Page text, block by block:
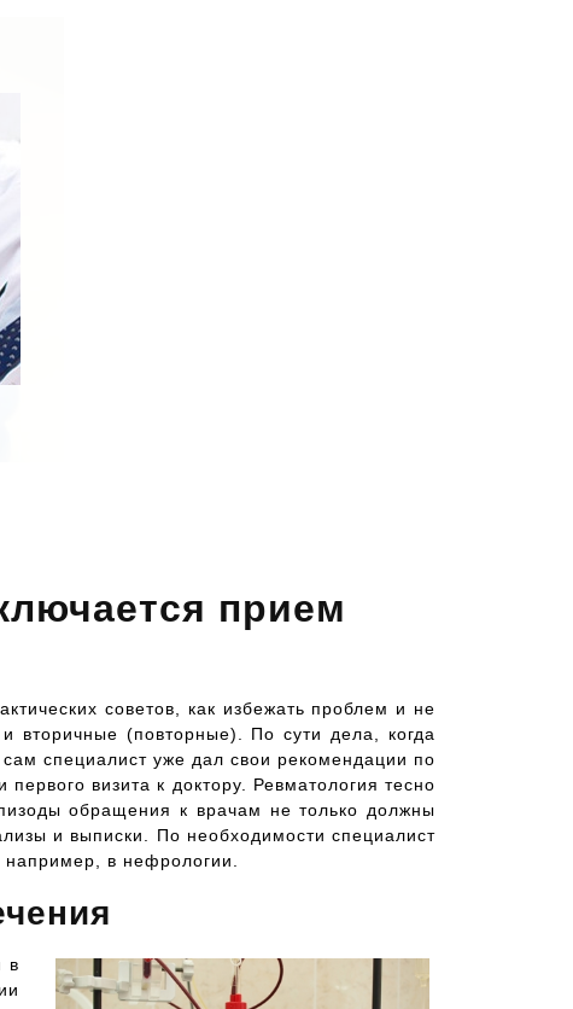
прием
советов, как избежать проблем и не
вторичные (повторные). По сути дела, когда
специалист уже дал свои рекомендации по
визита к доктору. Ревматология тесно
обращения к врачам не только должны
и выписки. По необходимости специалист
в нефрологии.
в